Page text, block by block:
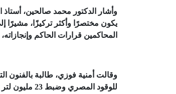
وأشار الدكتور محمد صالحين،
يكون مختصرًا وأكثر تركيزًا، مشيرًا
المحاكمين قرارات الحاكم
وقالت أمنية فوزي، طالبة
للوقود